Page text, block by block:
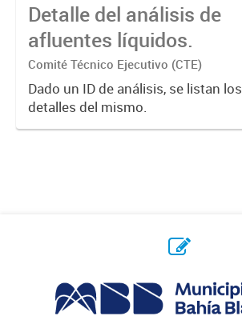
Detalle del análisis de
afluentes líquidos.
Comité Técnico Ejecutivo (CTE)
Dado un ID de análisis, se listan los
detalles del mismo.